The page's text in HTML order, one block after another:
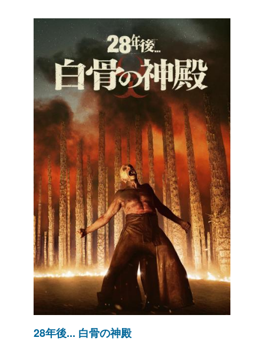
28年後... 白骨の神殿